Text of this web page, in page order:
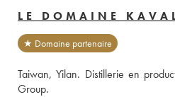
LE DOMAINE
★ Domaine partenaire
Taiwan, Yilan. Distillerie en
Group.